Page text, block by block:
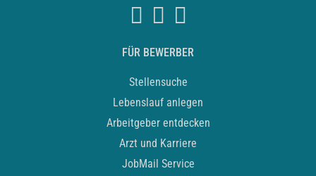
FÜR BEWERBER
Stellensuche
Lebenslauf anlegen
Arbeitgeber entdecken
Arzt und Karriere
JobMail Service